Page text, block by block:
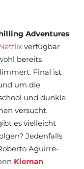
Adventures
verfügbar
bereits
Final ist
um die
und dunkle
versucht,
es vielleicht
Jedenfalls
Aguirre-
Kiernan